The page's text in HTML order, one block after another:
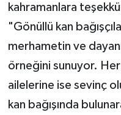
kahramanlara
"Gönüllü kan
merhametin ve
örneğini sunuyor.
ailelerine ise sevinç
kan bağışında